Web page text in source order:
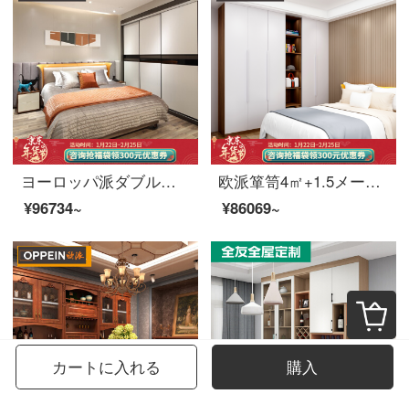
ヨーロッパ派ダブルベッドの真皮ベッドのファッションは簡単です。主なベッドと結婚ベッドの寝室の家具は1.8*2.0標準ベッド+マットレス+4㎡の大きいクローゼット+ベッドの上のベッドルームの家具は経済コースを注文します。
¥96734~
欧派箪笥4㎡+1.5メートルベッド+枕元セット価格
¥86069~
カートに入れる 購入